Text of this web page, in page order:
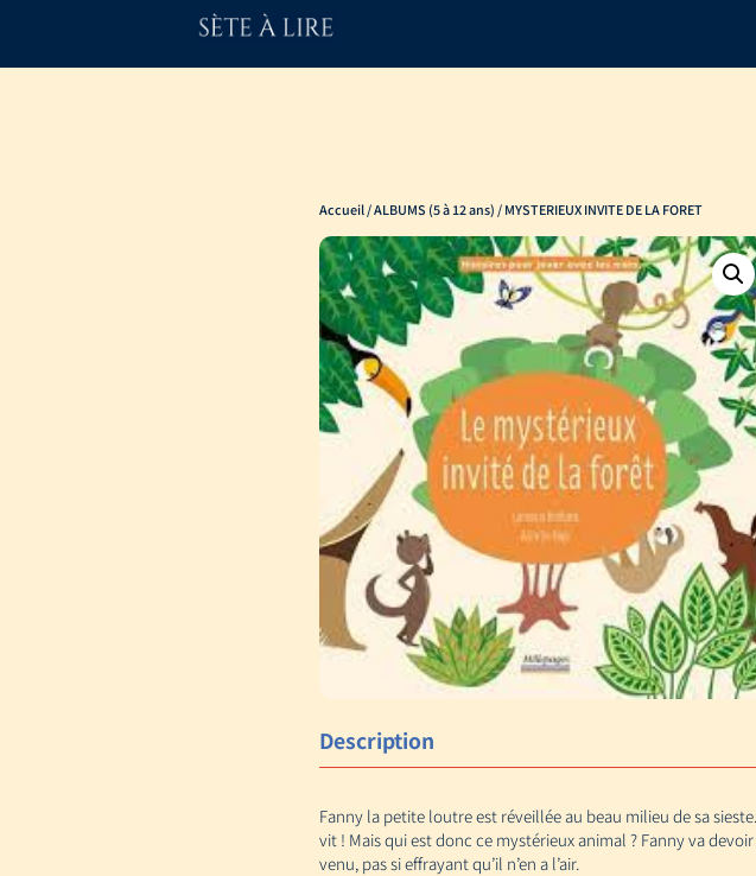
Accueil/ALBUMS (5 à 12 ans) / MYSTERIEUX INVITE DE LA FORET
Description
Fanny la petite loutre est réveillée au beau milieu de sa
vit ! Mais qui est donc ce mystérieux animal ? Fanny va
venu, pas si effrayant qu’il n’en a l’air.